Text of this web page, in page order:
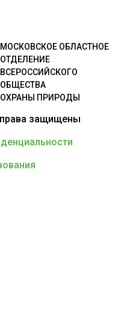
МОСКОВСКОЕ ОБЛАСТНОЕ
ОТДЕЛЕНИЕ
ВСЕРОССИЙСКОГО
ОБЩЕСТВА
ОХРАНЫ ПРИРОДЫ
защищены